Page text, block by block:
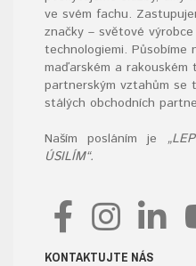
ve svém fachu.
značky – světové
technologiemi. Působíme
maďarském a rakouském
partnerským vztahům se
stálých obchodních
Naším posláním je
ÚSILÍM“.
KONTAKTUJTE NÁS